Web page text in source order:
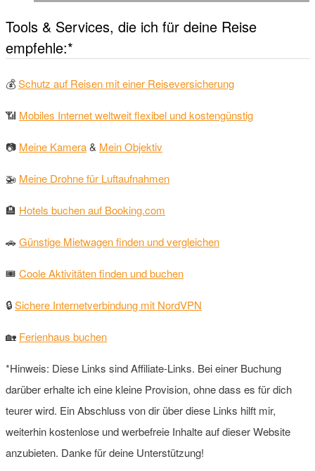
Tools & Services, die ich für deine Reise
empfehle:*
💰Schutz auf Reisen mit einer Reiseversicherung
📶 Mobiles Internet weltweit flexibel und kostengünstig
📷 Meine Kamera& Mein Objektiv
🚁 Meine Drohne für Luftaufnahmen
🏨 Hotels buchen auf Booking.com
🚗 Günstige Mietwagen finden und vergleichen
🎟 Coole Aktivitäten finden und buchen
🔒Sichere Internetverbindung mit NordVPN
🏡 Ferienhaus buchen
*Hinweis: Diese Links sind Affiliate-Links. Bei einer Buchung
darüber erhalte ich eine kleine Provision, ohne dass es für dich
teurer wird. Ein Abschluss von dir über diese Links hilft mir,
weiterhin kostenlose und werbefreie Inhalte auf dieser Website
anzubieten. Danke für deine Unterstützung!